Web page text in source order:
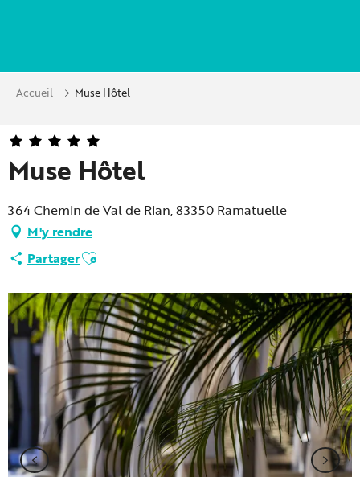
principal
Accueil Muse Hôtel
Muse Hôtel
364 Chemin de Val de Rian, 83350 Ramatuelle
M'y rendre
PartagerAjouter aux favoris